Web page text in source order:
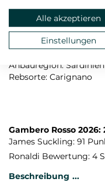
Gesamtsäure: 5,00 g/l
Restzucker: 0,60 g/l
Allergenhinweis:
Verschluss: Naturkorken
Anbauregion: Sardinien
Rebsorte: Carignano
Gambero Rosso 2026:
James Suckling: 91
Ronaldi Bewertung: 4
Beschreibung
Alle akzeptieren
Einstellungen